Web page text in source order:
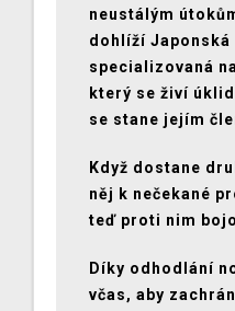
neustálým
dohlíží
specializovaná
který se živí
se stane jejím
Když dostane
něj k nečekané
teď proti nim
Díky odhodlání
včas, aby